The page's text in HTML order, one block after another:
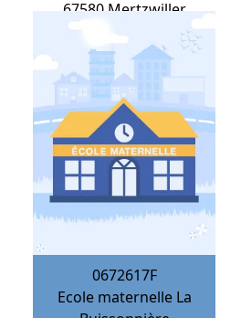
67580 Mertzwiller
0672617F
Ecole maternelle La